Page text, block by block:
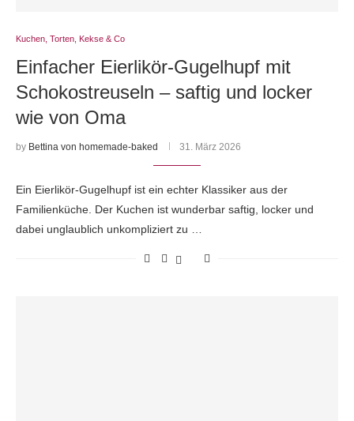
Kuchen, Torten, Kekse & Co
Einfacher Eierlikör-Gugelhupf mit
Schokostreuseln – saftig und locker
wie von Oma
by Bettina von homemade-baked 31. März 2026
Ein Eierlikör-Gugelhupf ist ein echter Klassiker aus der
Familienküche. Der Kuchen ist wunderbar saftig, locker und
dabei unglaublich unkompliziert zu …